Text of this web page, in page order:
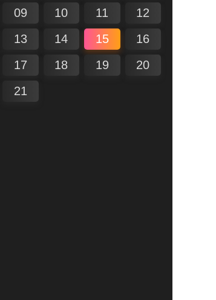
09
10 11
12
13
14 15
16
17
18 19
20
21